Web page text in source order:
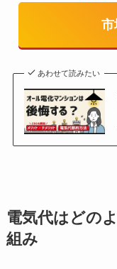
市
あわせて読みたい
電気代はどの
組み